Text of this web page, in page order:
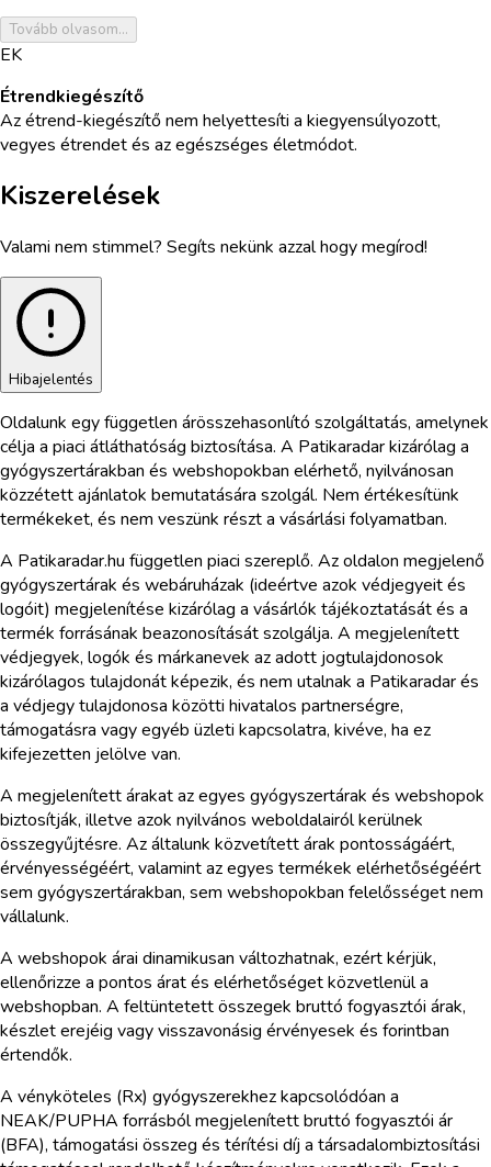
Tovább olvasom...
EK
Étrendkiegészítő
Az étrend-kiegészítő nem helyettesíti a kiegyensúlyozott,
vegyes étrendet és az egészséges életmódot.
Kiszerelések
Valami nem stimmel? Segíts nekünk azzal hogy megírod!
Hibajelentés
Oldalunk egy független árösszehasonlító szolgáltatás, amelynek
célja a piaci átláthatóság biztosítása. A Patikaradar kizárólag a
gyógyszertárakban és webshopokban elérhető, nyilvánosan
közzétett ajánlatok bemutatására szolgál. Nem értékesítünk
termékeket, és nem veszünk részt a vásárlási folyamatban.
A Patikaradar.hu független piaci szereplő. Az oldalon megjelenő
gyógyszertárak és webáruházak (ideértve azok védjegyeit és
logóit) megjelenítése kizárólag a vásárlók tájékoztatását és a
termék forrásának beazonosítását szolgálja. A megjelenített
védjegyek, logók és márkanevek az adott jogtulajdonosok
kizárólagos tulajdonát képezik, és nem utalnak a Patikaradar és
a védjegy tulajdonosa közötti hivatalos partnerségre,
támogatásra vagy egyéb üzleti kapcsolatra, kivéve, ha ez
kifejezetten jelölve van.
A megjelenített árakat az egyes gyógyszertárak és webshopok
biztosítják, illetve azok nyilvános weboldalairól kerülnek
összegyűjtésre. Az általunk közvetített árak pontosságáért,
érvényességéért, valamint az egyes termékek elérhetőségéért
sem gyógyszertárakban, sem webshopokban felelősséget nem
vállalunk.
A webshopok árai dinamikusan változhatnak, ezért kérjük,
ellenőrizze a pontos árat és elérhetőséget közvetlenül a
webshopban. A feltüntetett összegek bruttó fogyasztói árak,
készlet erejéig vagy visszavonásig érvényesek és forintban
értendők.
A vényköteles (Rx) gyógyszerekhez kapcsolódóan a
NEAK/PUPHA forrásból megjelenített bruttó fogyasztói ár
(BFA), támogatási összeg és térítési díj a társadalombiztosítási